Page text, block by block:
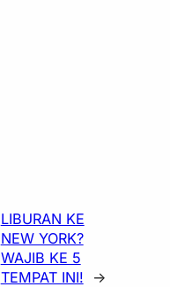
LIBURAN KE
NEW YORK?
WAJIB KE 5
TEMPAT INI!
→